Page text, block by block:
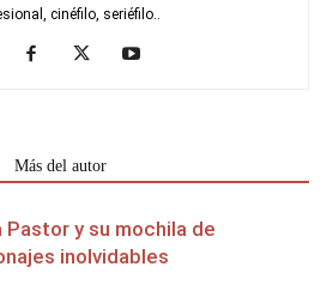
cinéfilo, seriéfilo..
Más del autor
Pastor y su mochila de
inolvidables